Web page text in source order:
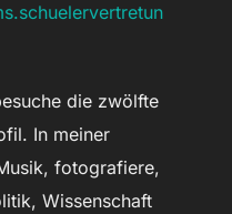
die zwölfte
In meiner
fotografiere,
Wissenschaft